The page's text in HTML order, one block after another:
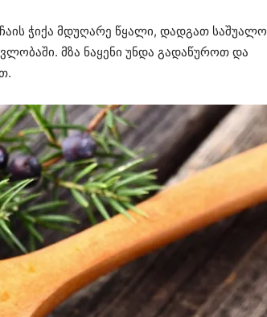
ჭიქა მდუღარე წყალი, დადგათ საშუალო
მზა ნაყენი უნდა გადაწუროთ და